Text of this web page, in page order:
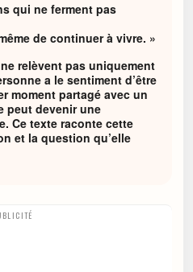
qui ne ferment pas
de continuer à vivre. »
relèvent pas uniquement
a le sentiment d’être
moment partagé avec un
peut devenir une
Ce texte raconte cette
et la question qu’elle